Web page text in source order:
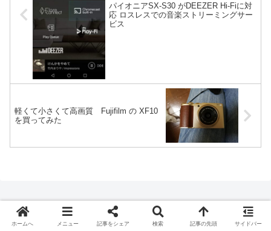
パイオニアSX-S30 がDEEZER Hi-Fiに対
応 ロスレスでの音楽ストリーミングサー
ビス
軽くて小さくて高画質 Fujifilm の XF10
を買ってみた
ホームへ メニュー 記事をシェア 検索 記事の先頭 サイドバー